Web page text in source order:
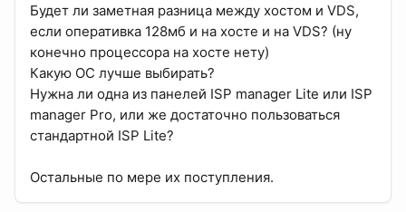
Будет ли заметная разница между хостом и VDS,
если оперативка 128мб и на хосте и на VDS? (ну
конечно процессора на хосте нету)
Какую ОС лучше выбирать?
Нужна ли одна из панелей ISP manager Lite или ISP
manager Pro, или же достаточно пользоваться
стандартной ISP Lite?
Остальные по мере их поступления.